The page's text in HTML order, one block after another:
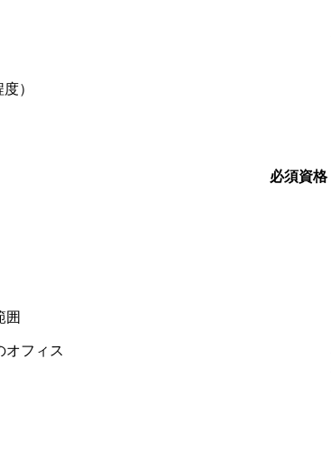
）
囲
オフィス
必須資格